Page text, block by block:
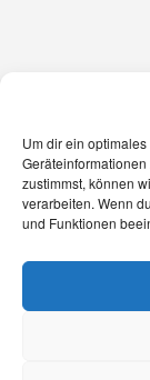
Um dir ein
zustimmst, können
verarbeiten. Wenn
und Funktionen